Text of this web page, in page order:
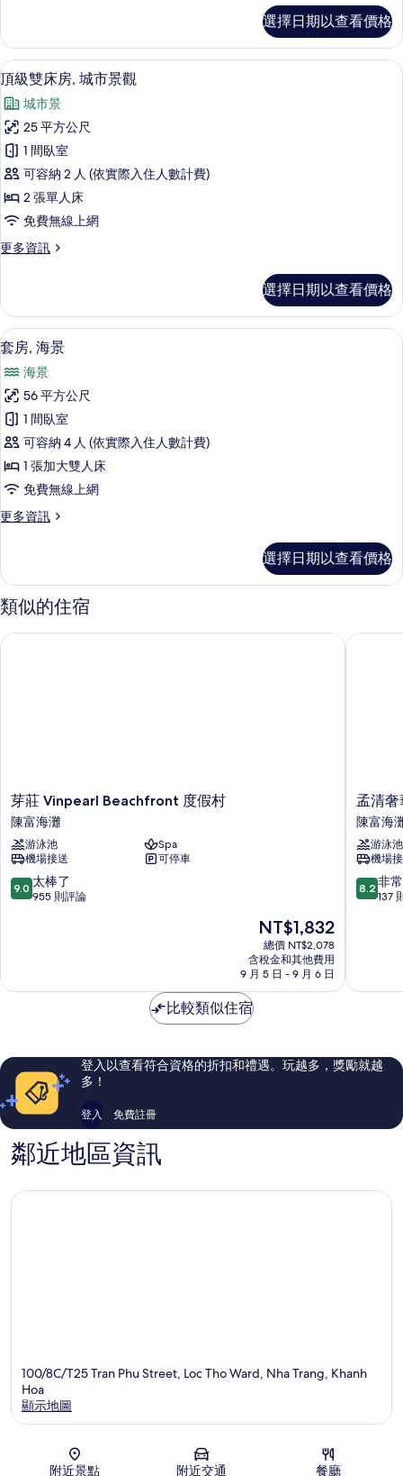
戶
的
所
有
相
片
雙
床
房,
無
窗
戶
的
詳
情
選擇日期以查看價格
顯
示
頂
級
雙
床
房,
城
市
觀
的
所
有
相
片
頂級雙床房, 城市景觀 | 迷你吧、客房
6
頂級雙床房, 城市景觀
城市景
25 平方公尺
1 間臥室
可容納 2 人 (依實際入住人數計費)
2 張單人床
免費無線上網
更多資訊
更
雙
床
房,
市
景
觀
的
詳
情
選擇日期以查看價格
顯
示
套
房,
海
景
的
所
有
片
套房, 海景 | 起居區 | 23-吋平面電視、
22
套房, 海景
海景
56 平方公尺
1 間臥室
可容納 4 人 (依實際入住人數計費)
1 張加大雙人床
免費無線上網
更多資訊
更
海
景
的
情
選擇日期以查看價格
類似的住宿
芽
莊
Vinpearl
Beachfront
度
假
村
芽莊 Vinpearl Beachfront 度假村
陳富海灘
游泳池
Spa
機場接送
可停車
9.0
分，
棒
評
論
9.0 太棒了
955 則評論
現
在
價
格
為
NT$1,832
總價 NT$2,078
含稅金和其他費用
9 月 5 日 - 9 月 6 日
芽莊 Vinpearl Beachfront 度假村
孟
清
奢
華
芽
莊
飯
孟清
陳富海
游泳池
機場
8.2
分，
常
評
論
8.2 非
137
孟清奢
比較類似住宿
登入以查看符合資格的折扣和禮遇。玩越多，獎勵就越
多！
登入 免費註冊
鄰近地區資訊
100/8C/T25 Tran Phu Street, Loc Tho Ward, Nha Trang, Khanh
Hoa
顯示地圖
附近景點 附近交通 餐廳